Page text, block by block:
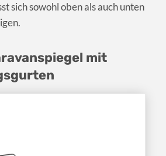
sich sowohl oben als auch unten
mit